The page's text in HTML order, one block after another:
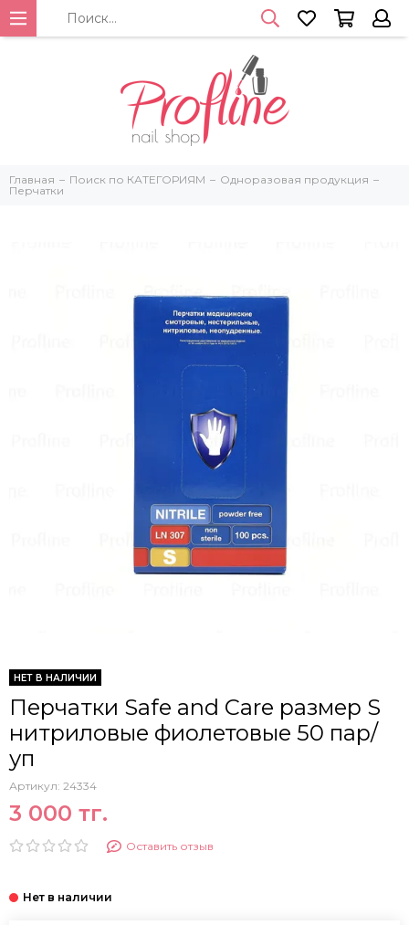
Главная Поиск по КАТЕГОРИЯМ
Одноразовая продукция
Перчатки
НЕТ В НАЛИЧИИ
Перчатки Safe and Care размер S
нитриловые фиолетовые 50 пар/
уп
Артикул: 24334
3 000 тг.
Оставить отзыв